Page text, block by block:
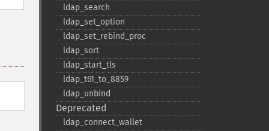
ldap_​search
ldap_​set_​option
ldap_​set_​rebind_​proc
ldap_​sort
ldap_​start_​tls
ldap_​t61_​to_​8859
ldap_​unbind
Deprecated
ldap_​connect_​wallet